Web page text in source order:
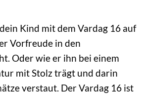
Kind mit dem Vardag 16 auf
Vorfreude in den
Oder wie er ihn bei einem
mit Stolz trägt und darin
verstaut. Der Vardag 16 ist